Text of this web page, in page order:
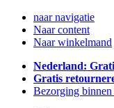
naar navigatie
Naar content
Naar winkelmand
Nederland:
Gratis
Bezorging